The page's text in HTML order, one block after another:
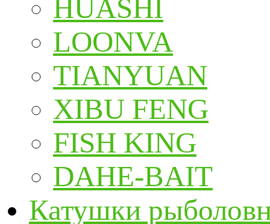
HUASHI
LOONVA
TIANYUAN
XIBU FENG
FISH KING
DAHE-BAIT
Катушки